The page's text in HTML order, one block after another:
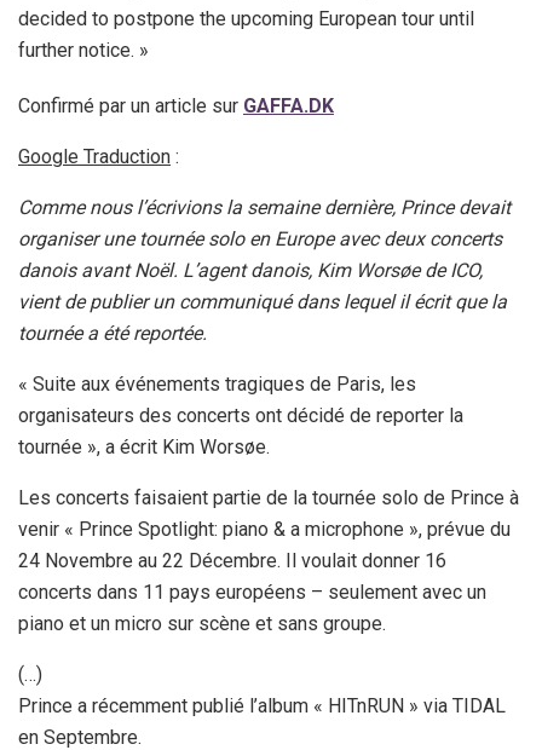
decided to postpone the upcoming European tour until
further notice. »
Confirmé par un article sur GAFFA.DK
Google Traduction :
Comme nous l’écrivions la semaine dernière, Prince devait
organiser une tournée solo en Europe avec deux concerts
danois avant Noël. L’agent danois, Kim Worsøe de ICO,
vient de publier un communiqué dans lequel il écrit que la
tournée a été reportée.
« Suite aux événements tragiques de Paris, les
organisateurs des concerts ont décidé de reporter la
tournée », a écrit Kim Worsøe.
Les concerts faisaient partie de la tournée solo de Prince à
venir « Prince Spotlight: piano & a microphone », prévue du
24 Novembre au 22 Décembre. Il voulait donner 16
concerts dans 11 pays européens – seulement avec un
piano et un micro sur scène et sans groupe.
(…)
Prince a récemment publié l’album « HITnRUN » via TIDAL
en Septembre.